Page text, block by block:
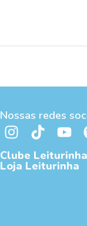
Nossas redes
Clube Leiturinha
Loja Leiturinha